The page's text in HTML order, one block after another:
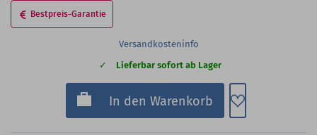
Bestpreis-Garantie
Versandkosteninfo
Lieferbar sofort ab Lager
In den Warenkorb Zum